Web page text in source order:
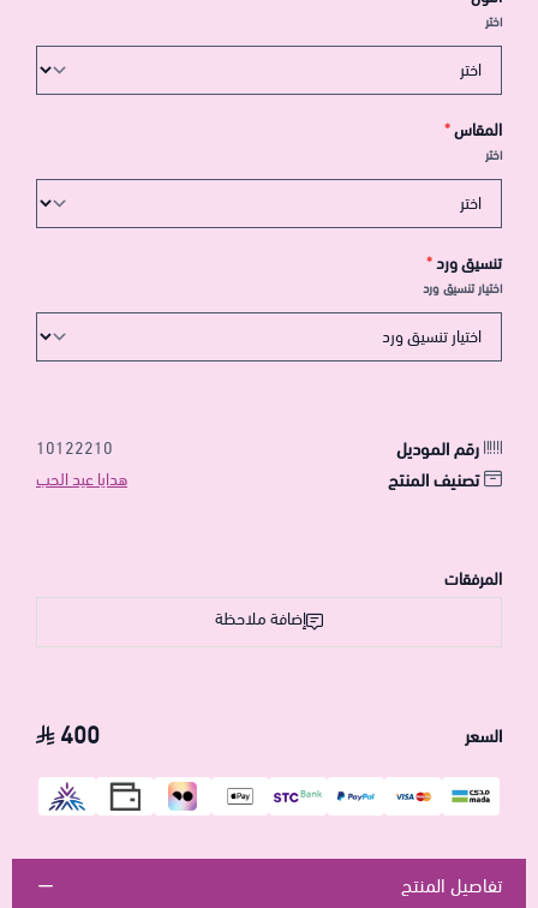
اختر
المقاس*
اختر
تنسيق ورد*
اختيار تنسيق ورد
رقم الموديل 10122210
تصنيف المنتج هدايا عيد الحب
المرفقات
إضافة ملاحظة
السعر 400
تفاصيل المنتج